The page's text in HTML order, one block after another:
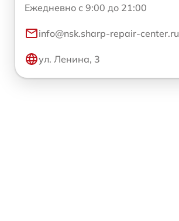
Ежедневно с 9:00 до 21:00
info@nsk.sharp-repair-center.ru
ул. Ленина, 3